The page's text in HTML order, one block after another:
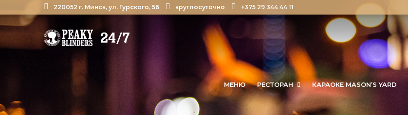
220052 г. Минск, ул. Гурского, 56 круглосуточно +375 29 344 44 11
МЕНЮ РЕСТОРАН КАРАОКЕ MASON’S YARD